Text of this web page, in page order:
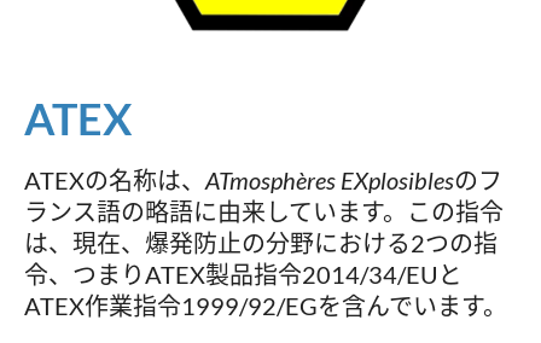
ATEX
ATEXの名称は、 ATmosphères EXplosiblesのフ
ランス語の略語に由来しています。この指令
は、現在、爆発防止の分野における2つの指
令、つまりATEX製品指令2014/34/EUと
ATEX作業指令1999/92/EGを含んでいます。